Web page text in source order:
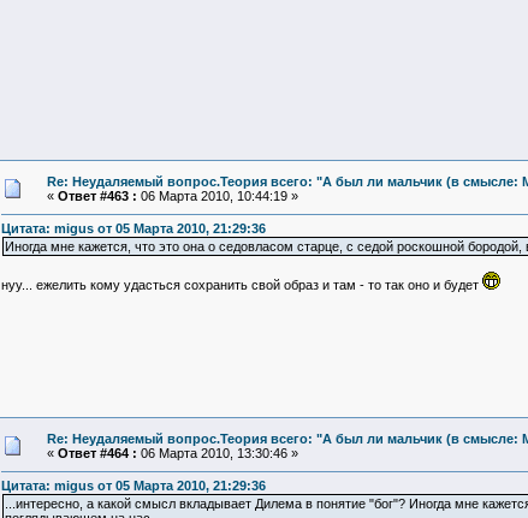
Re: Неудаляемый вопрос.Теория всего: "А был ли мальчик (в смысле:
« Ответ #463 : 06 Марта 2010, 10:44:19 »
Цитата: migus от 05 Марта 2010, 21:29:36
Иногда мне кажется, что это она о седовласом старце, с седой роскошной
нуу... ежелить кому удасться сохранить свой образ и там - то так оно и будет
Re: Неудаляемый вопрос.Теория всего: "А был ли мальчик (в смысле:
« Ответ #464 : 06 Марта 2010, 13:30:46 »
Цитата: migus от 05 Марта 2010, 21:29:36
...интересно, а какой смысл вкладывает Дилема в понятие "бог"? Иногда мне